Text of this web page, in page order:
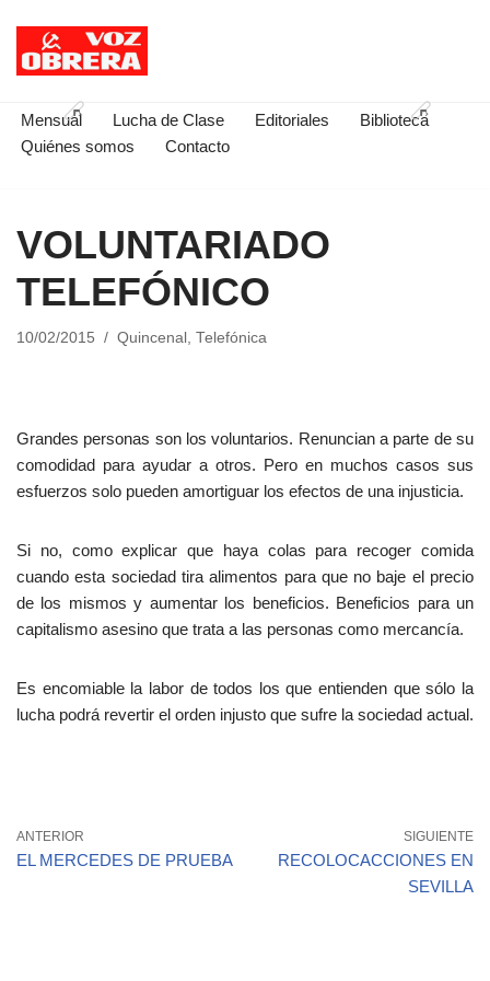
Saltar
contenido
Mensual Lucha de Clase Editoriales
Biblioteca
Quiénes somos
Contacto
VOLUNTARIADO
TELEFÓNICO
10/02/2015 Quincenal , Telefónica
Grandes personas son los voluntarios. Renuncian a parte de su
comodidad para ayudar a otros. Pero en muchos casos sus
esfuerzos solo pueden amortiguar los efectos de una injusticia.
Si no, como explicar que haya colas para recoger comida
cuando esta sociedad tira alimentos para que no baje el precio
de los mismos y aumentar los beneficios. Beneficios para un
capitalismo asesino que trata a las personas como mercancía.
Es encomiable la labor de todos los que entienden que sólo la
lucha podrá revertir el orden injusto que sufre la sociedad actual.
ANTERIOR
EL MERCEDES DE PRUEBA
SIGUIENTE
RECOLOCACCIONES EN
SEVILLA